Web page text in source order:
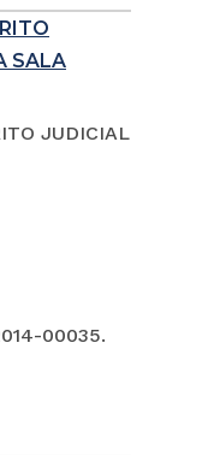
SALA
JUDICIAL
00035.